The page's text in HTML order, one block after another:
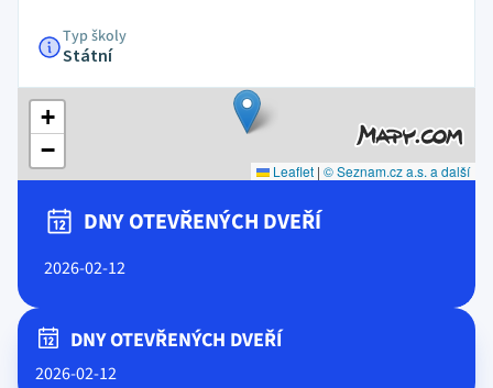
Typ školy
Státní
+
−
Leaflet | © Seznam.cz a.s. a další
DNY OTEVŘENÝCH DVEŘÍ
2026-02-12
DNY OTEVŘENÝCH DVEŘÍ
2026-02-12